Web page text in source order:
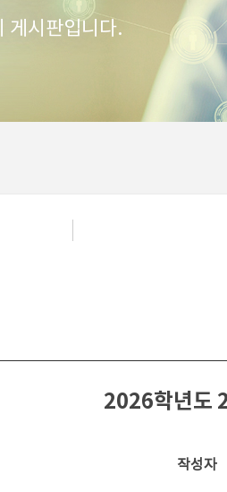
게시판입니다.
2026학년도
작성자